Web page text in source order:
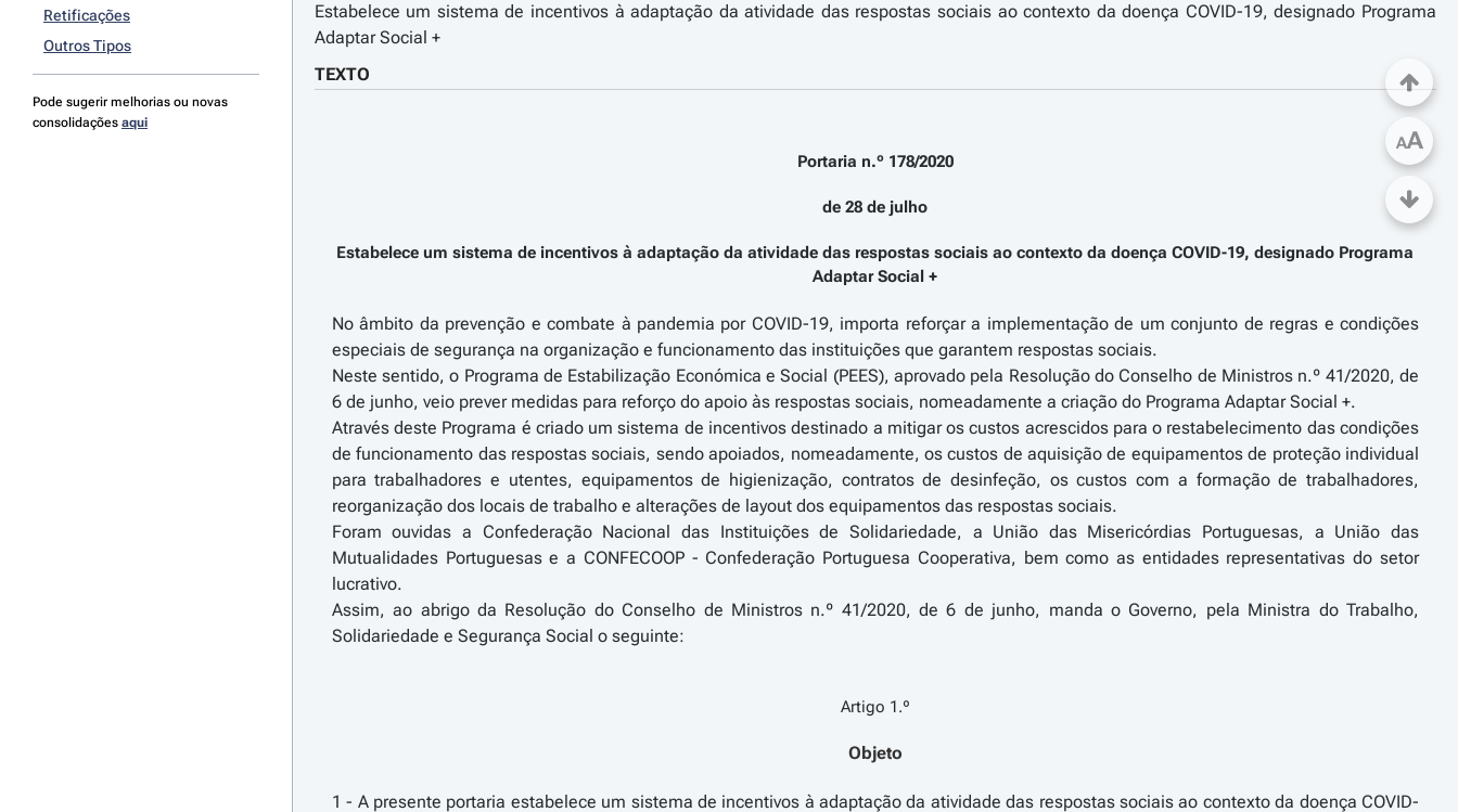
Retificações
Outros Tipos
Pode sugerir melhorias ou novas
consolidações aqui
Estabelece um sistema de incentivos à adaptação da atividade das respostas sociais ao contexto da doença COVID-19, designado Programa
Adaptar Social +
TEXTO
Portaria n.º 178/2020
de 28 de julho
Estabelece um sistema de incentivos à adaptação da atividade das respostas sociais ao contexto da doença COVID-19, designado Programa
Adaptar Social +
No âmbito da prevenção e combate à pandemia por COVID-19, importa reforçar a implementação de um conjunto de regras e condições
especiais de segurança na organização e funcionamento das instituições que garantem respostas sociais.
Neste sentido, o Programa de Estabilização Económica e Social (PEES), aprovado pela Resolução do Conselho de Ministros n.º 41/2020, de
6 de junho, veio prever medidas para reforço do apoio às respostas sociais, nomeadamente a criação do Programa Adaptar Social +.
Através deste Programa é criado um sistema de incentivos destinado a mitigar os custos acrescidos para o restabelecimento das condições
de funcionamento das respostas sociais, sendo apoiados, nomeadamente, os custos de aquisição de equipamentos de proteção individual
para trabalhadores e utentes, equipamentos de higienização, contratos de desinfeção, os custos com a formação de trabalhadores,
reorganização dos locais de trabalho e alterações de layout dos equipamentos das respostas sociais.
Foram ouvidas a Confederação Nacional das Instituições de Solidariedade, a União das Misericórdias Portuguesas, a União das
Mutualidades Portuguesas e a CONFECOOP - Confederação Portuguesa Cooperativa, bem como as entidades representativas do setor
lucrativo.
Assim, ao abrigo da Resolução do Conselho de Ministros n.º 41/2020, de 6 de junho, manda o Governo, pela Ministra do Trabalho,
Solidariedade e Segurança Social o seguinte:
Artigo 1.º
Objeto
1 - A presente portaria estabelece um sistema de incentivos à adaptação da atividade das respostas sociais ao contexto da doença COVID-
AA